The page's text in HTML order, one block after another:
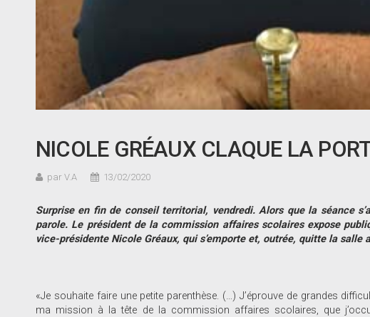
NICOLE GRÉAUX CLAQUE LA
par V.A 13/02/2020
Surprise en fin de conseil territorial, vendredi. Alors que la séance
parole. Le président de la commission affaires scolaires expose
vice-présidente Nicole Gréaux, qui s’emporte et, outrée, quitte la salle
«Je souhaite faire une petite parenthèse. (…) J’éprouve de grandes
ma mission à la tête de la commission affaires scolaires, que